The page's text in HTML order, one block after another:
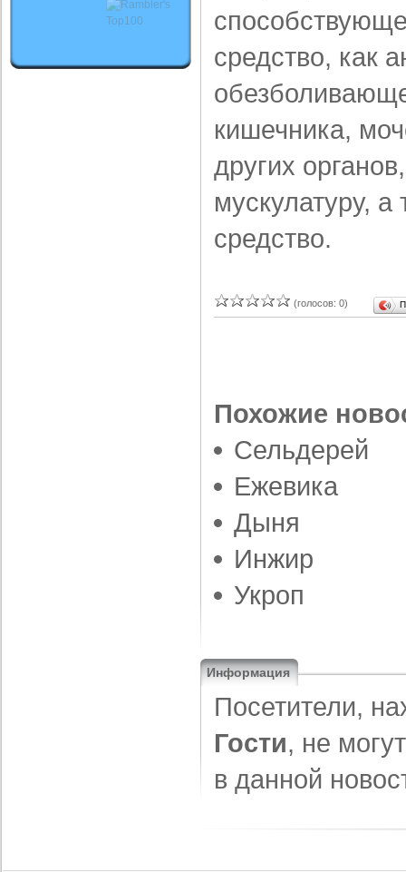
средство, как
кишечника,
других
мускулатуру, а
средство.
(голосов: 0)
Похожие
Сельдерей
Ежевика
Дыня
Инжир
Укроп
Информация
Посетители,
Гости, не
в данной